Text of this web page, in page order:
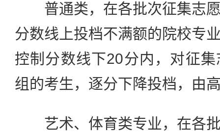
普通类，在各批次征集志愿
分数线上投档不满额的院校专
控制分数线下20分内，对征
组的考生，逐分下降投档，由
艺术、体育类专业，在各批